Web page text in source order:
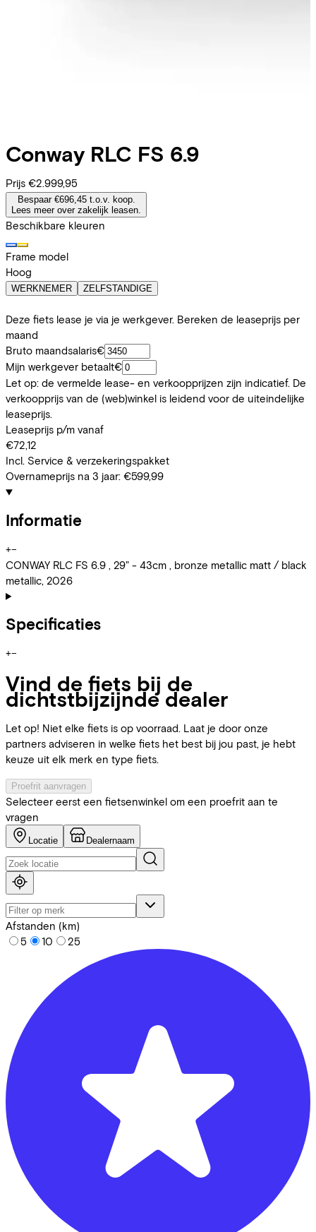
Conway RLC FS 6.9
Prijs €2.999,95
Bespaar €696,45 t.o.v. koop.
Lees meer over zakelijk leasen.
Beschikbare kleuren
Frame model
Hoog
WERKNEMER ZELFSTANDIGE
Deze fiets lease je via je werkgever. Bereken de leaseprijs per
maand
Bruto maandsalaris€
Mijn werkgever betaalt€
Let op: de vermelde lease- en verkoopprijzen zijn indicatief. De
verkoopprijs van de (web)winkel is leidend voor de uiteindelijke
leaseprijs.
Leaseprijs p/m vanaf
€72,12
Incl. Service & verzekeringspakket
Overnameprijs na 3 jaar: €599,99
Informatie
+−
CONWAY RLC FS 6.9 , 29" - 43cm , bronze metallic matt / black
metallic, 2026
Specificaties
+−
Vind de fiets bij de
dichtstbijzijnde dealer
Let op! Niet elke fiets is op voorraad. Laat je door onze
partners adviseren in welke fiets het best bij jou past, je hebt
keuze uit elk merk en type fiets.
Proefrit aanvragen
Selecteer eerst een fietsenwinkel om een proefrit aan te
vragen
Locatie Dealernaam
Afstanden (km)
5
10 25